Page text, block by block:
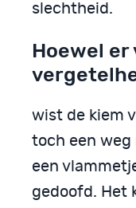
slechtheid.
Hoewel er
wist de kiem
toch een weg
een
gedoofd. Het